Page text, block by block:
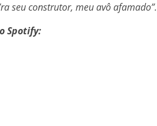
seu construtor, meu avô afamado”.
Spotify: